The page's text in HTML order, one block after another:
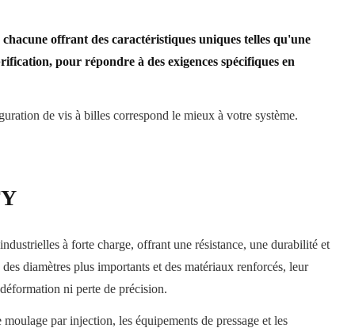
chacune offrant des caractéristiques uniques telles qu'une
pour répondre à des exigences spécifiques en
de vis à billes correspond le mieux à votre système.
à forte charge, offrant une résistance, une durabilité et
diamètres plus importants et des matériaux renforcés, leur
ni perte de précision.
par injection, les équipements de pressage et les